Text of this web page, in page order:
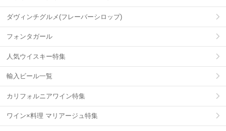
ダヴィンチグルメ(フレーバーシロップ)
フォンタガール
人気ウイスキー特集
輸入ビール一覧
カリフォルニアワイン特集
ワイン×料理 マリアージュ特集